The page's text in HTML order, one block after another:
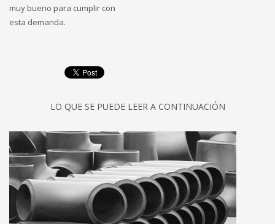
muy bueno para cumplir con
esta demanda.
LO QUE SE PUEDE LEER A CONTINUACIÓN